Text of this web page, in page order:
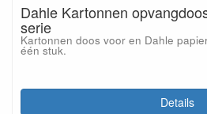
Dahle Kartonnen
serie
Kartonnen doos voor en Dahle
één stuk.
Details